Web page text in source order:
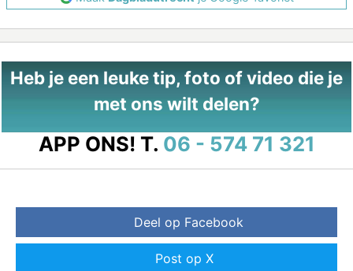
Heb je een leuke tip, foto of video die je
met ons wilt delen?
APP ONS! T. 06 - 574 71 321
Deel op Facebook
Post op X